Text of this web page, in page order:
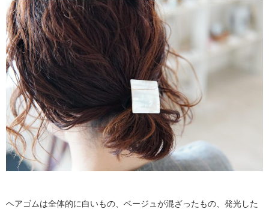
ヘアゴムは全体的に白いもの、ベージュが混ざったもの、発光した